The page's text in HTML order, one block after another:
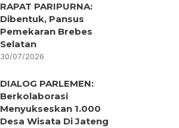
RAPAT PARIPURNA:
Dibentuk, Pansus
Pemekaran Brebes
Selatan
30/07/2026
DIALOG PARLEMEN:
Berkolaborasi
Menyukseskan 1.000
Desa Wisata Di Jateng